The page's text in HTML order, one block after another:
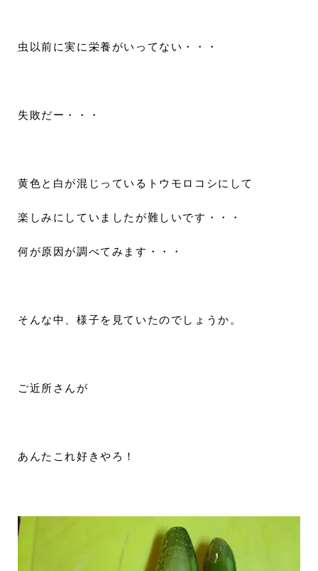
虫以前に実に栄養がいってない・・・
失敗だー・・・
黄色と白が混じっているトウモロコシにして
楽しみにしていましたが難しいです・・・
何が原因が調べてみます・・・
そんな中、様子を見ていたのでしょうか。
ご近所さんが
あんたこれ好きやろ！